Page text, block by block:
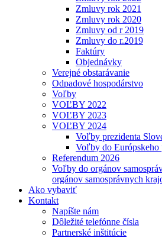
Zmluvy rok 2021
Zmluvy rok 2020
Zmluvy od r 2019
Zmluvy do r.2019
Faktúry
Objednávky
Verejné obstarávanie
Odpadové hospodárstvo
Voľby
VOĽBY 2022
VOĽBY 2023
VOĽBY 2024
Voľby prezidenta
Voľby do Európskeho
Referendum 2026
Voľby do orgánov
orgánov samosprávnych
Ako vybaviť
Kontakt
Napíšte nám
Dôležité telefónne čísla
Partnerské inštitúcie